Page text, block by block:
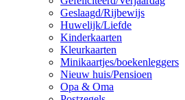
Geslaagd/Rijbewijs
Huwelijk/Liefde
Kinderkaarten
Kleurkaarten
Minikaartjes/boekenleggers
Nieuw huis/Pensioen
Opa & Oma